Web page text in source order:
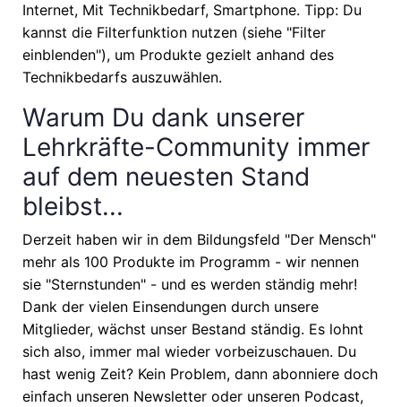
Internet, Mit Technikbedarf, Smartphone. Tipp: Du
kannst die Filterfunktion nutzen (siehe "Filter
einblenden"), um Produkte gezielt anhand des
Technikbedarfs auszuwählen.
Warum Du dank unserer
Lehrkräfte-Community immer
auf dem neuesten Stand
bleibst...
Derzeit haben wir in dem Bildungsfeld "Der Mensch"
mehr als 100 Produkte im Programm - wir nennen
sie "Sternstunden" - und es werden ständig mehr!
Dank der vielen Einsendungen durch unsere
Mitglieder, wächst unser Bestand ständig. Es lohnt
sich also, immer mal wieder vorbeizuschauen. Du
hast wenig Zeit? Kein Problem, dann abonniere doch
einfach unseren Newsletter oder unseren Podcast,